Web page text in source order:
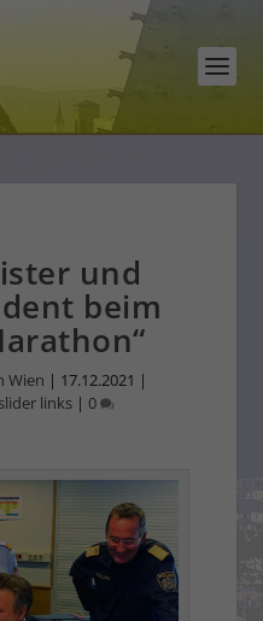
und
beim
Wien | 17.12.2021 |
links| 0